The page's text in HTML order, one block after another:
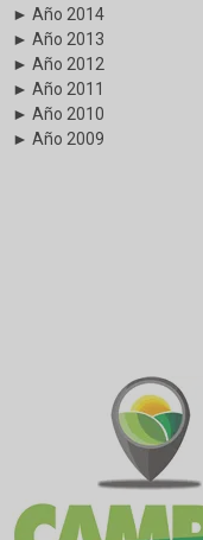
► Año 2014
► Año 2013
► Año 2012
► Año 2011
► Año 2010
► Año 2009